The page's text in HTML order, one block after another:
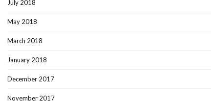
July 2018
May 2018
March 2018
January 2018
December 2017
November 2017